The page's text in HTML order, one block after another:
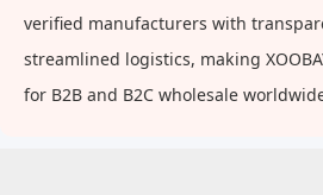
verified manufacturers with
streamlined logistics, making
for B2B and B2C wholesale